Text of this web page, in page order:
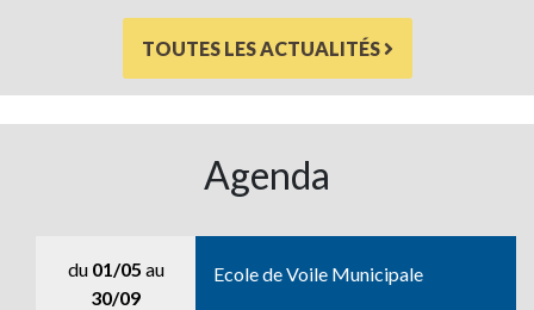
TOUTES LES ACTUALITÉS
Agenda
du 01/05 au
30/09
Ecole de Voile Municipale